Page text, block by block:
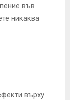
във
никаква
върху